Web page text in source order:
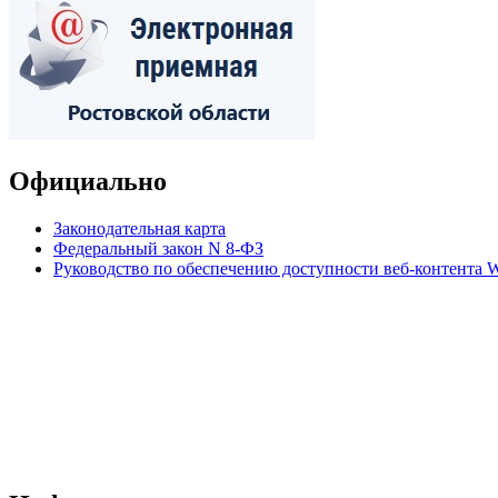
Официально
Законодательная карта
Федеральный закон N 8-ФЗ
Руководство по обеспечению доступности веб-контента